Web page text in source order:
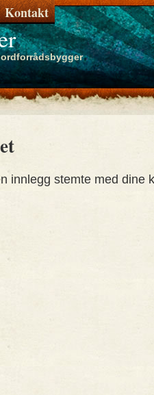
Kontakt
innlegg stemte med dine